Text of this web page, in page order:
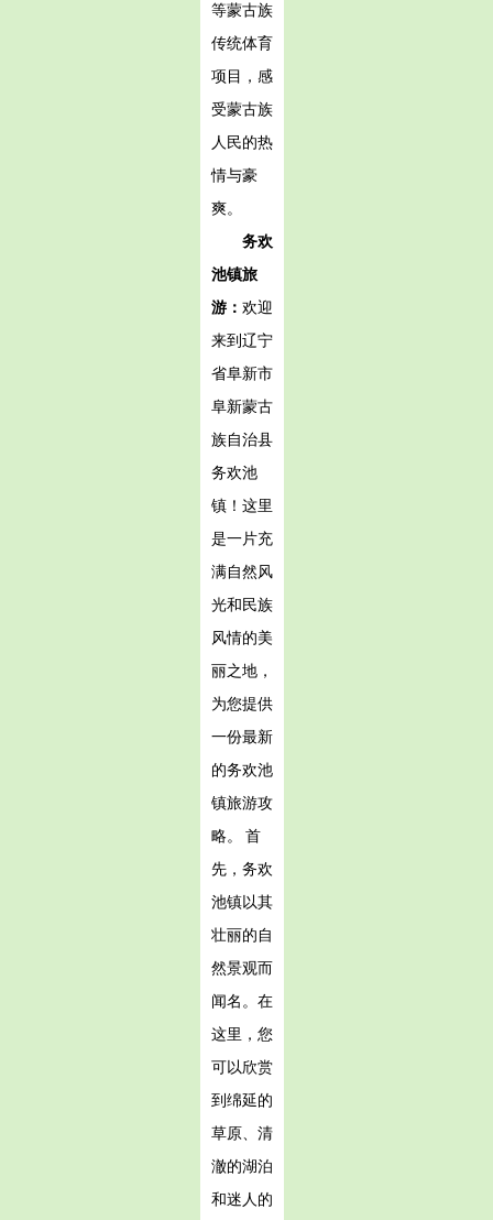
等蒙古族
传统体育
项目，感
受蒙古族
人民的热
情与豪
爽。
务欢
池镇旅
游： 欢迎
来到辽宁
省阜新市
阜新蒙古
族自治县
务欢池
镇！这里
是一片充
满自然风
光和民族
风情的美
丽之地，
为您提供
一份最新
的务欢池
镇旅游攻
略。 首
先，务欢
池镇以其
壮丽的自
然景观而
闻名。在
这里，您
可以欣赏
到绵延的
草原、清
澈的湖泊
和迷人的